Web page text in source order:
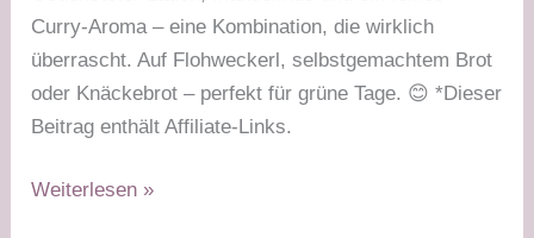
Curry-Aroma – eine Kombination, die wirklich
überrascht. Auf Flohweckerl, selbstgemachtem Brot
oder Knäckebrot – perfekt für grüne Tage. 😊 *Dieser
Beitrag enthält Affiliate-Links.
Lauch-
Weiterlesen »